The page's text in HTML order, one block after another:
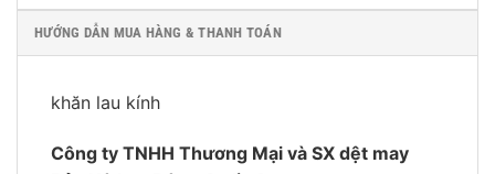
HƯỚNG DẪN MUA HÀNG & THANH TOÁN
khăn lau kính
Công ty TNHH Thương Mại và SX dệt may